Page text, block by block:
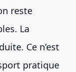
reste
La
Ce n’est
pratique